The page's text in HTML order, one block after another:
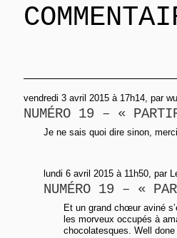
vendredi 3 avril 2015 à 17h14, par
NUMÉRO 19 – «
Je ne sais quoi dire sinon,
lundi 6 avril 2015 à 11h50, par
NUMÉRO 19 – «
Et un grand chœur aviné
les morveux occupés à
chocolatesques. Well done